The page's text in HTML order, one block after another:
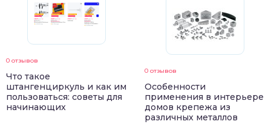
0 отзывов
Что такое
штангенциркуль и как им
пользоваться: советы для
начинающих
0 отзывов
Особенности
применения в интерьере
домов крепежа из
различных металлов